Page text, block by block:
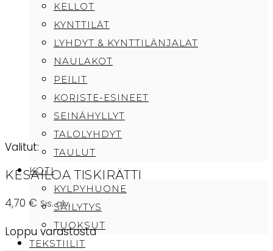
KELLOT
KYNTTILÄT
LYHDYT & KYNTTILÄNJALAT
NAULAKOT
PEILIT
KORISTE-ESINEET
SEINÄHYLLYT
TALOLYHDYT
TAULUT
KOTI
KYLPYHUONE
SÄILYTYS
TUOKSUT
TEKSTIILIT
Valitut:
KESÄILOA TISKIRÄTTI
4,70 € Sis. alv.
Loppu varastosta